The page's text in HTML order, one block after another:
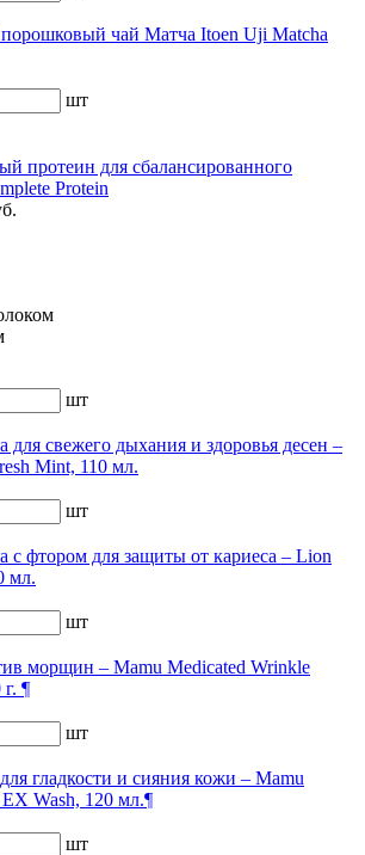
чай Матча Itoen Uji Matcha
шт
протеин для сбалансированного
Protein
шт
для свежего дыхания и здоровья десен –
Mint, 110 мл.
шт
с фтором для защиты от кариеса – Lion
мл.
шт
морщин – Mamu Medicated Wrinkle
¶
шт
гладкости и сияния кожи – Mamu
Wash, 120 мл.¶
шт